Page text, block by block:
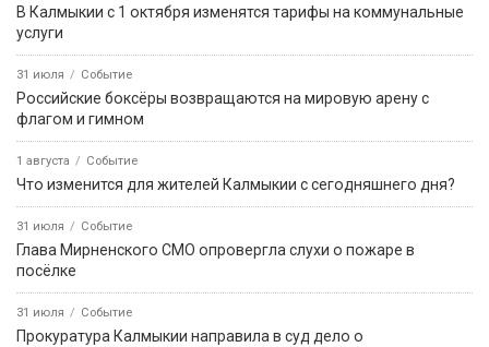
В Калмыкии с 1 октября изменятся тарифы на коммунальные
услуги
31 июля Событие
Российские боксёры возвращаются на мировую арену с
флагом и гимном
1 августа Событие
Что изменится для жителей Калмыкии с сегодняшнего дня?
31 июля Событие
Глава Мирненского СМО опровергла слухи о пожаре в
посёлке
31 июля Событие
Прокуратура Калмыкии направила в суд дело о